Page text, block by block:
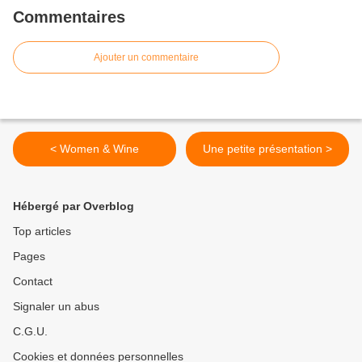
Commentaires
Ajouter un commentaire
< Women & Wine Une petite présentation >
Hébergé par Overblog
Top articles
Pages
Contact
Signaler un abus
C.G.U.
Cookies et données personnelles